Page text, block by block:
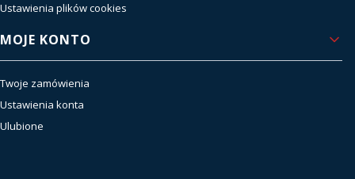
Ustawienia plików cookies
MOJE KONTO
Twoje zamówienia
Ustawienia konta
Ulubione